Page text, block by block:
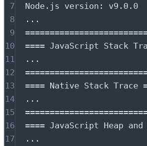
7
Node.js version:
v9.0.0
8
...
9
10
==== JavaScript Stack
11
...
12
13
==== Native Stack Trace
14
...
15
16
==== JavaScript Heap and
17
...